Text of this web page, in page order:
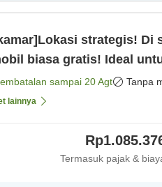
strategis! Di
biasa gratis! Ideal
sampai 20 Agt Tanpa
lainnya
Termasuk pajak &